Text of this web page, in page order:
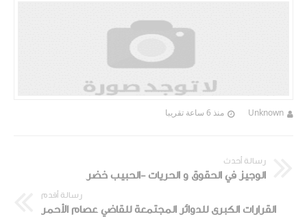
Unknown منذ 6 ساعة تقريبا
رسالة أحدث
الوجيز في الحقوق و الحريات -الحبيب خضر
رسالة أقدم
القرارات الكبرى للدوائر المجتمعة للقاضي عصام الأحمر